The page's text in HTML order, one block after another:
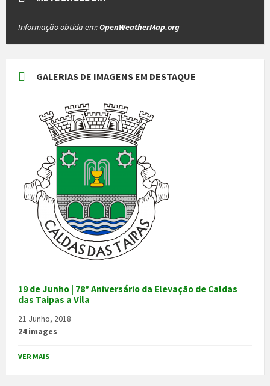
Informação obtida em:OpenWeatherMap.org
GALERIAS DE IMAGENS EM DESTAQUE
19 de Junho | 78º Aniversário da Elevação de Caldas
das Taipas a Vila
21 Junho, 2018
24 images
VER MAIS